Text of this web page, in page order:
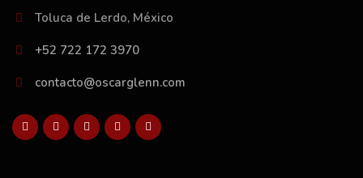
Toluca de Lerdo, México
+52 722 172 3970
contacto@oscarglenn.com